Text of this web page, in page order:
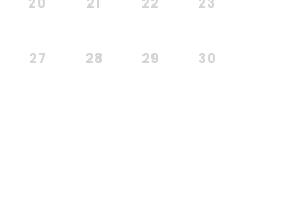
27 28 29 30